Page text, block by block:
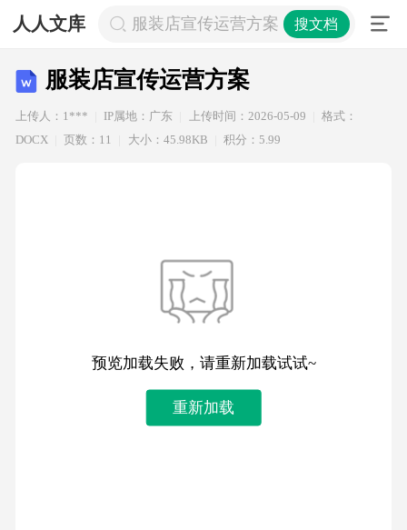
人人文库 服装店宣传运营方案 搜文档
服装店宣传运营方案
上传人：1*** IP属地：广东 上传时间：2026-05-09
格式：
DOCX
页数：11 大小：45.98KB 积分：5.99
预览加载失败，请重新加载试试~
重新加载